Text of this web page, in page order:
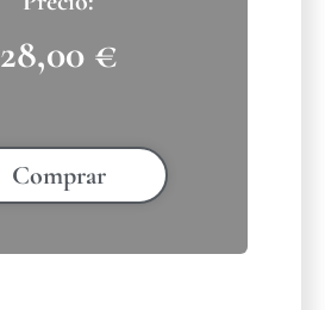
28,00 €
Comprar